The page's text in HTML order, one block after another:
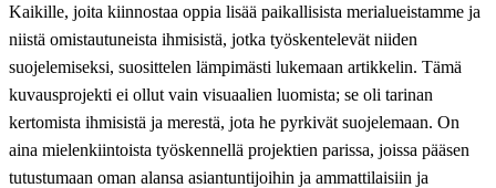
Kaikille, joita kiinnostaa oppia lisää paikallisista merialueistamme ja
niistä omistautuneista ihmisistä, jotka työskentelevät niiden
suojelemiseksi, suosittelen lämpimästi lukemaan artikkelin. Tämä
kuvausprojekti ei ollut vain visuaalien luomista; se oli tarinan
kertomista ihmisistä ja merestä, jota he pyrkivät suojelemaan. On
aina mielenkiintoista työskennellä projektien parissa, joissa pääsen
tutustumaan oman alansa asiantuntijoihin ja ammattilaisiin ja